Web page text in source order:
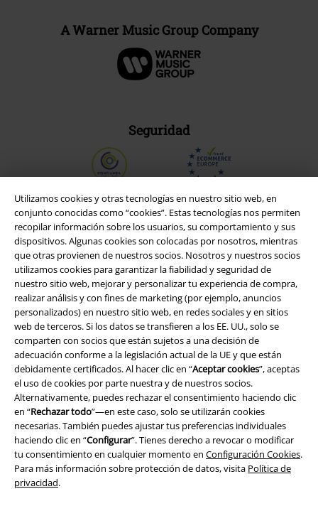
Utilizamos cookies y otras tecnologías en nuestro sitio web, en
conjunto conocidas como “cookies”. Estas tecnologías nos permiten
recopilar información sobre los usuarios, su comportamiento y sus
dispositivos. Algunas cookies son colocadas por nosotros, mientras
que otras provienen de nuestros socios. Nosotros y nuestros socios
utilizamos cookies para garantizar la fiabilidad y seguridad de
nuestro sitio web, mejorar y personalizar tu experiencia de compra,
realizar análisis y con fines de marketing (por ejemplo, anuncios
personalizados) en nuestro sitio web, en redes sociales y en sitios
web de terceros. Si los datos se transfieren a los EE. UU., solo se
comparten con socios que están sujetos a una decisión de
adecuación conforme a la legislación actual de la UE y que están
debidamente certificados. Al hacer clic en “Aceptar cookies”, aceptas
el uso de cookies por parte nuestra y de nuestros socios.
Alternativamente, puedes rechazar el consentimiento haciendo clic
en “Rechazar todo”—en este caso, solo se utilizarán cookies
necesarias. También puedes ajustar tus preferencias individuales
haciendo clic en “Configurar”. Tienes derecho a revocar o modificar
tu consentimiento en cualquier momento en Configuración Cookies.
Para más información sobre protección de datos, visita Política de
privacidad.
A Warner Music Group Company
Seguridad
Legal
Términos y Condiciones
Aviso Legal
Ley protección de datos
Eliminación de residuos y protección del medioambiente
Declaración de Conformidad